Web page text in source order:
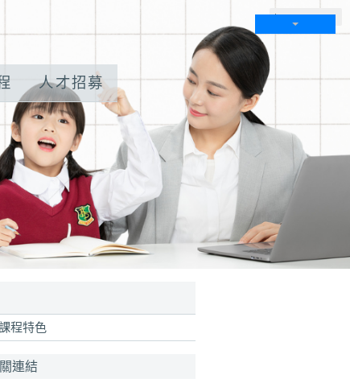
Language
人才招募
程特色
連結
位學習體驗 請來電：0907-710-800。